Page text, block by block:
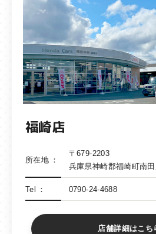
福崎店
所在地
〒679-2203
兵庫県神崎郡福崎町南
Tel 0790-24-4688
店舗詳細はこち